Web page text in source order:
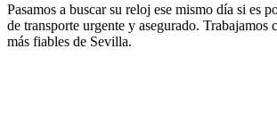
Pasamos a buscar su reloj ese mismo día si es
de transporte urgente y asegurado. Trabajamos
más fiables de Sevilla.